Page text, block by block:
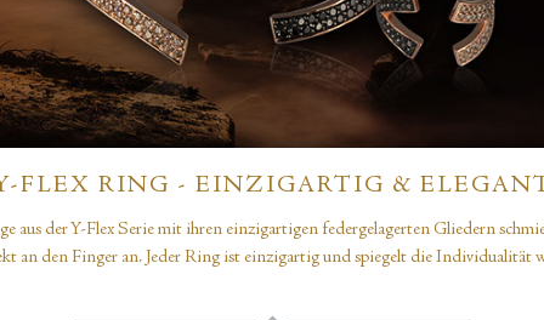
FLEX RING - EINZIGARTIG &
aus der Y-Flex Serie mit ihren einzigartigen federgelagerten Gliedern
an den Finger an. Jeder Ring ist einzigartig und spiegelt die Individualität